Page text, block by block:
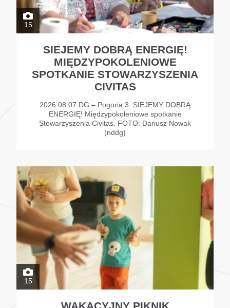
15
SIEJEMY DOBRĄ ENERGIĘ!
MIĘDZYPOKOLENIOWE
SPOTKANIE STOWARZYSZENIA
CIVITAS
2026.08.07 DG – Pogoria 3. SIEJEMY DOBRĄ
ENERGIĘ! Międzypokoleniowe spotkanie
Stowarzyszenia Civitas. FOTO: Dariusz Nowak
(nddg)
15